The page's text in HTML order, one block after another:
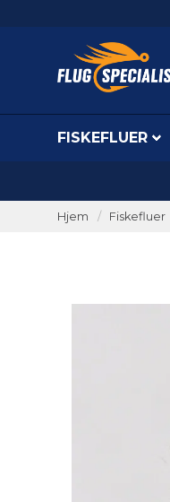
FISKEFLUER
Hjem Fiskefluer